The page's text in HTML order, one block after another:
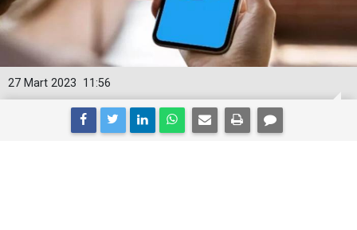
11:56
27 Mart 2023